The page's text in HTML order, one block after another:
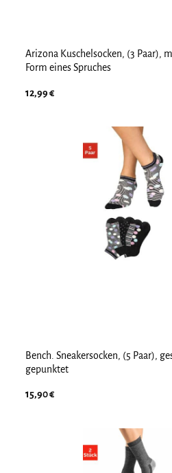
Arizona Kuschelsocken, (3 Paar),
Form eines Spruches
12,99€
Bench. Sneakersocken, (5 Paar),
gepunktet
15,90€